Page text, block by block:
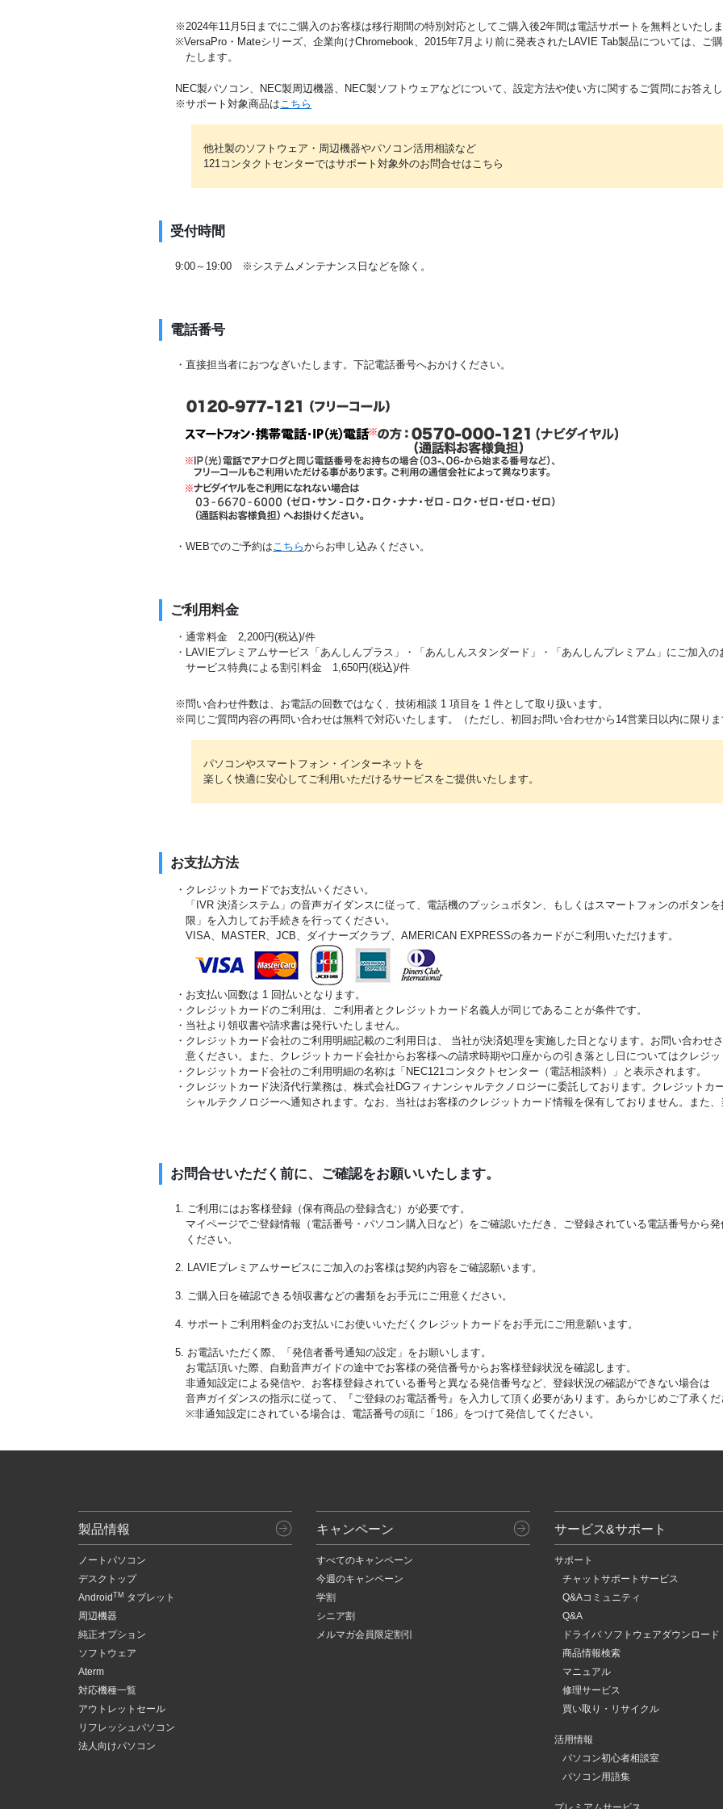
※2024年11月5日までにご購入のお客様は移行期間の特別対応としてご購入後2年間は電話サポートを無料といたしま
※VersaPro・Mateシリーズ、企業向けChromebook、2015年7月より前に発表されたLAVIE Tab製品については、ご
たします。
NEC製パソコン、NEC製周辺機器、NEC製ソフトウェアなどについて、設定方法や使い方に関するご質問にお答えし
※サポート対象商品はこちら
他社製のソフトウェア・周辺機器やパソコン活用相談など
121コンタクトセンターではサポート対象外のお問合せはこちら
受付時間
9:00～19:00 ※システムメンテナンス日などを除く。
電話番号
・直接担当者におつなぎいたします。下記電話番号へおかけください。
・WEBでのご予約はこちらからお申し込みください。
ご利用料金
・通常料金 2,200円(税込)/件
・LAVIEプレミアムサービス「あんしんプラス」・「あんしんスタンダード」・「あんしんプレミアム」にご加入の
サービス特典による割引料金 1,650円(税込)/件
※問い合わせ件数は、お電話の回数ではなく、技術相談 1 項目を 1 件として取り扱います。
※同じご質問内容の再問い合わせは無料で対応いたします。（ただし、初回お問い合わせから14営業日以内に限りま
パソコンやスマートフォン・インターネットを
楽しく快適に安心してご利用いただけるサービスをご提供いたします。
お支払方法
・クレジットカードでお支払いください。
「IVR 決済システム」の音声ガイダンスに従って、電話機のプッシュボタン、もしくはスマートフォンのボタン
限」を入力してお手続きを行ってください。
VISA、MASTER、JCB、ダイナーズクラブ、AMERICAN EXPRESSの各カードがご利用いただけます。
・お支払い回数は 1 回払いとなります。
・クレジットカードのご利用は、ご利用者とクレジットカード名義人が同じであることが条件です。
・当社より領収書や請求書は発行いたしません。
・クレジットカード会社のご利用明細記載のご利用日は、 当社が決済処理を実施した日となります。お問い合わせ
意ください。また、クレジットカード会社からお客様への請求時期や口座からの引き落とし日についてはクレジッ
・クレジットカード会社のご利用明細の名称は「NEC121コンタクトセンター（電話相談料）」と表示されます。
・クレジットカード決済代行業務は、株式会社DGフィナンシャルテクノロジーに委託しております。クレジットカ
シャルテクノロジーへ通知されます。なお、当社はお客様のクレジットカード情報を保有しておりません。また、
お問合せいただく前に、ご確認をお願いいたします。
1. ご利用にはお客様登録（保有商品の登録含む）が必要です。
マイページでご登録情報（電話番号・パソコン購入日など）をご確認いただき、ご登録されている電話番号から発
ください。
2. LAVIEプレミアムサービスにご加入のお客様は契約内容をご確認願います。
3. ご購入日を確認できる領収書などの書類をお手元にご用意ください。
4. サポートご利用料金のお支払いにお使いいただくクレジットカードをお手元にご用意願います。
5. お電話いただく際、「発信者番号通知の設定」をお願いします。
お電話頂いた際、自動音声ガイドの途中でお客様の発信番号からお客様登録状況を確認します。
非通知設定による発信や、お客様登録されている番号と異なる発信番号など、登録状況の確認ができない場合は
音声ガイダンスの指示に従って、『ご登録のお電話番号』を入力して頂く必要があります。あらかじめご了承くだ
※非通知設定にされている場合は、電話番号の頭に「186」をつけて発信してください。
製品情報
ノートパソコン
デスクトップ
Android TM タブレット
周辺機器
純正オプション
ソフトウェア
Aterm
対応機種一覧
アウトレットセール
リフレッシュパソコン
法人向けパソコン
キャンペーン
すべてのキャンペーン
今週のキャンペーン
学割
シニア割
メルマガ会員限定割引
サービス&サポート
サポート
チャットサポートサービス
Q&Aコミュニティ
Q&A
ドライバ ソフトウェアダウンロード
商品情報検索
マニュアル
修理サービス
買い取り・リサイクル
活用情報
パソコン初心者相談室
パソコン用語集